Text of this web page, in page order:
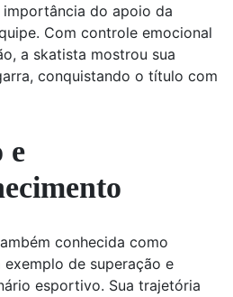
do apoio da
Com controle emocional
a skatista mostrou sua
conquistando o título com
e
conhecida como
exemplo de superação e
esportivo. Sua trajetória